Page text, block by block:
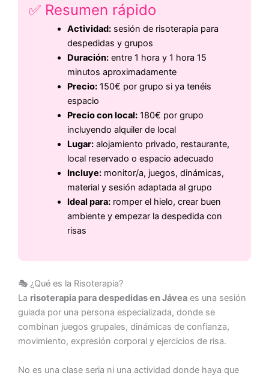
✅ Resumen rápido
Actividad:sesión de risoterapia para
despedidas y grupos
Duración:entre 1 hora y 1 hora 15
minutos aproximadamente
Precio:150€ por grupo si ya tenéis
espacio
Precio con local:180€ por grupo
incluyendo alquiler de local
Lugar:alojamiento privado, restaurante,
local reservado o espacio adecuado
Incluye:monitor/a, juegos, dinámicas,
material y sesión adaptada al grupo
Ideal para:romper el hielo, crear buen
ambiente y empezar la despedida con
risas
🎭 ¿Qué es la Risoterapia?
La risoterapia para despedidas en Jávea es una sesión
guiada por una persona especializada, donde se
combinan juegos grupales, dinámicas de confianza,
movimiento, expresión corporal y ejercicios de risa.
No es una clase seria ni una actividad donde haya que